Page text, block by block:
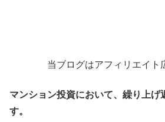
当ブログはアフィリエイト
マンション投資において、繰り上げ
す。